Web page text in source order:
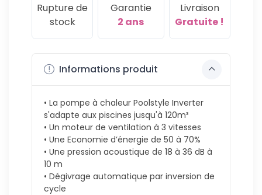
plus en stock
plus en stock
Rupture de
stock
Garantie
2 ans
Livraison
Gratuite !
Informations produit
• La pompe à chaleur Poolstyle Inverter
s'adapte aux piscines jusqu'à 120m³
• Un moteur de ventilation à 3 vitesses
• Une Economie d’énergie de 50 à 70%
• Une pression acoustique de 18 à 36 dB à
10 m
• Dégivrage automatique par inversion de
cycle